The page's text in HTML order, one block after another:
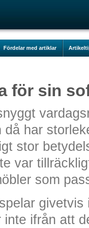
Fördelar med artiklar
för sin
har
stor
var
som
inte ifrån att